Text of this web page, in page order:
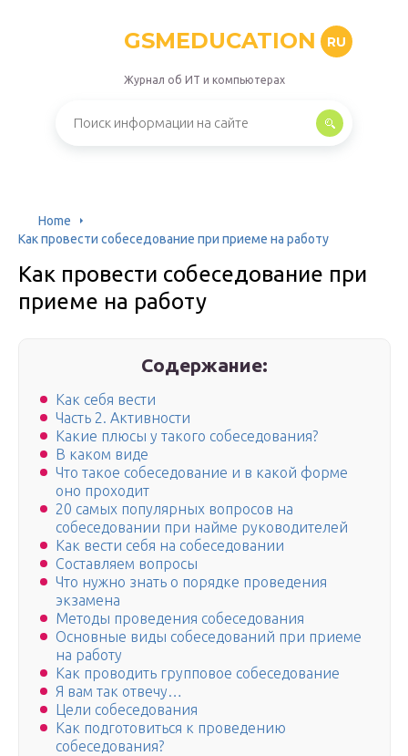
GSMEDUCATION RU
Журнал об ИТ и компьютерах
Home
Как провести собеседование при приеме на работу
Как провести собеседование при
приеме на работу
Содержание:
Как себя вести
Часть 2. Активности
Какие плюсы у такого собеседования?
В каком виде
Что такое собеседование и в какой форме
оно проходит
20 самых популярных вопросов на
собеседовании при найме руководителей
Как вести себя на собеседовании
Составляем вопросы
Что нужно знать о порядке проведения
экзамена
Методы проведения собеседования
Основные виды собеседований при приеме
на работу
Как проводить групповое собеседование
Я вам так отвечу…
Цели собеседования
Как подготовиться к проведению
собеседования?